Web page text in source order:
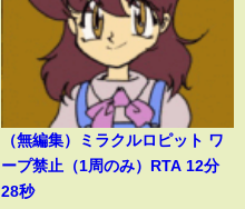
（無編集）ミラクルロピット ワ
ープ禁止（1周のみ）RTA 12分
28秒